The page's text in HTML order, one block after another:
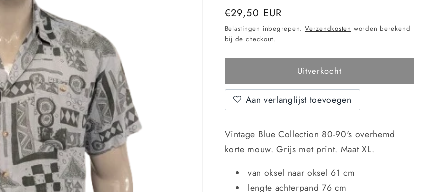
Normale
prijs
€29,50 EUR
Belastingen inbegrepen. Verzendkosten worden berekend
bij de checkout.
Uitverkocht
Aan verlanglijst toevoegen
Vintage Blue Collection 80-90's overhemd
korte mouw. Grijs met print. Maat XL.
van oksel naar oksel 61 cm
lengte achterpand 76 cm